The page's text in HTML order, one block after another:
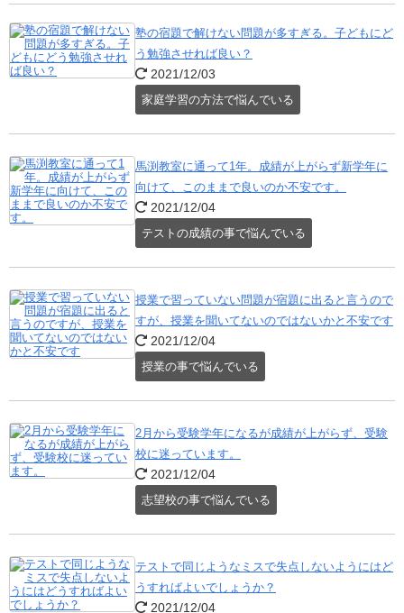
塾の宿題で解けない問題が多すぎる。子どもにど
う勉強させれば良い？
2021/12/03
家庭学習の方法で悩んでいる
馬渕教室に通って1年。成績が上がらず新学年に
向けて、このままで良いのか不安です。
2021/12/04
テストの成績の事で悩んでいる
授業で習っていない問題が宿題に出ると言うので
すが、授業を聞いてないのではないかと不安です
2021/12/04
授業の事で悩んでいる
2月から受験学年になるが成績が上がらず、受験
校に迷っています。
2021/12/04
志望校の事で悩んでいる
テストで同じようなミスで失点しないようにはど
うすればよいでしょうか？
2021/12/04